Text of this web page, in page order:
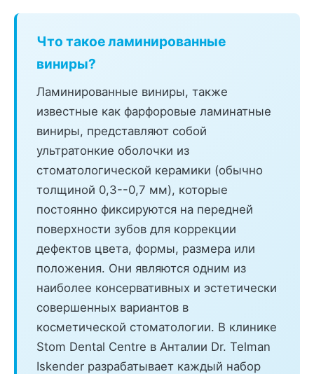
Что такое ламинированные
виниры?
Ламинированные виниры, также
известные как фарфоровые ламинатные
виниры, представляют собой
ультратонкие оболочки из
стоматологической керамики (обычно
толщиной 0,3--0,7 мм), которые
постоянно фиксируются на передней
поверхности зубов для коррекции
дефектов цвета, формы, размера или
положения. Они являются одним из
наиболее консервативных и эстетически
совершенных вариантов в
косметической стоматологии. В клинике
Stom Dental Centre в Анталии Dr. Telman
Iskender разрабатывает каждый набор